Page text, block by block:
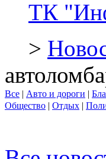
ТК
>
Все | Авто и дороги |
Общество | Отдых |